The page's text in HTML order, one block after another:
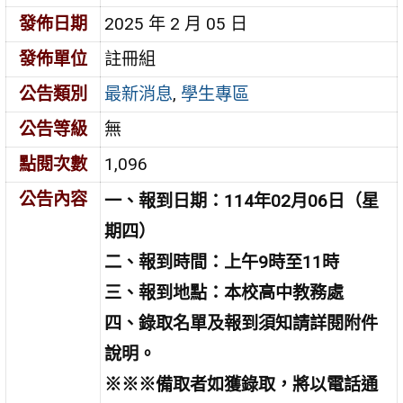
發佈日期
2025 年 2 月 05 日
發佈單位
註冊組
公告類別
最新消息, 學生專區
公告等級
無
點閱次數
1,096
公告內容
一、報到日期：114年02月06日（星
期四）
二、報到時間：上午9時至11時
三、報到地點：本校高中教務處
四、錄取名單及報到須知請詳閱附件
說明。
※※※備取者如獲錄取，將以電話通